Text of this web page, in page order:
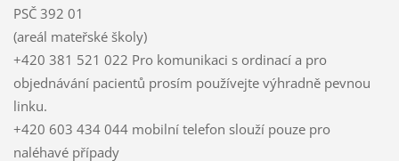
PSČ 392 01
(areál mateřské školy)
+420 381 521 022 Pro komunikaci s ordinací a pro
objednávání pacientů prosím používejte výhradně pevnou
linku.
+420 603 434 044 mobilní telefon slouží pouze pro
naléhavé případy